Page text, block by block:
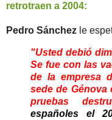
retrotraen a 2004:
Pedro Sánchez le
"Usted debió
Se fue con las
de la empresa
sede de
pruebas
españoles el